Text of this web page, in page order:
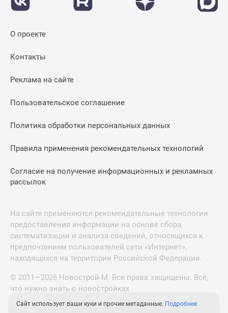
О проекте
Контакты
Реклама на сайте
Пользовательское соглашение
Политика обработки персональных данных
Правила применения рекомендательных технологий
Согласие на получение информационных и рекламных
рассылок
На сайте применяются рекомендательные технологии
предоставления информации на основе сбора,
систематизации и анализа сведений, относящихся к
предпочтениям пользователей сети «Интернет»,
находящихся на территории Российской Федерации.
© 2011—2026 Новострой-М. Все права защищены. Всё,
что нужно знать о новостройках
Сайт использует ваши куки и прочие метаданные. Подробнее